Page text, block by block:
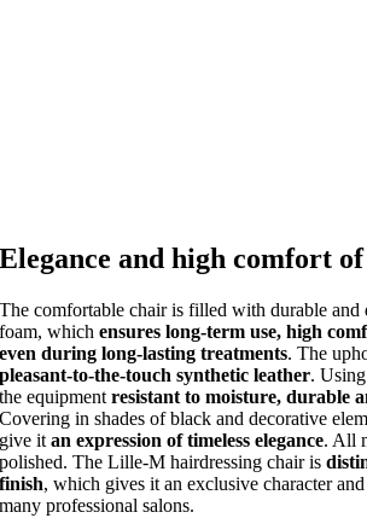
Elegance and high comfort of
The comfortable chair is filled with durable and
foam, whichensures long-term use, high
even during long-lasting treatments. The
pleasant-to-the-touch synthetic leather.
the equipmentresistant to moisture, durable
Covering in shades of black and decorative
give itan expression of timeless elegance. All
polished. The Lille-M hairdressing chair is
finish, which gives it an exclusive character
many professional salons.